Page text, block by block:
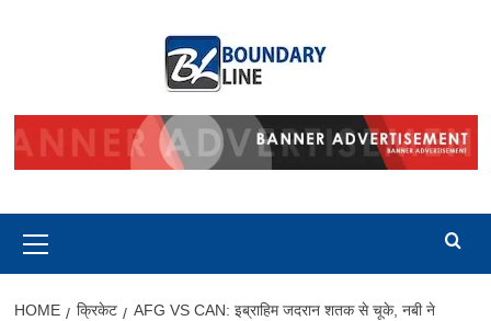
Menu
HOME क्रिकेट
AFG VS CAN: इब्राहिम जदरान शतक से चूके, नबी ने